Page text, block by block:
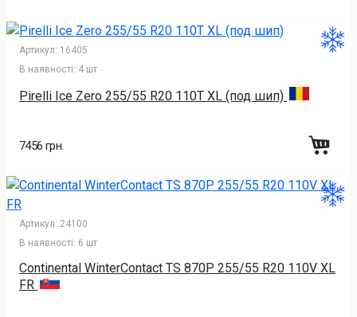
Артикул: 16405
В наявності: 4 шт
Pirelli Ice Zero 255/55 R20 110T XL (под шип)
7456 грн.
Артикул: 24100
В наявності: 6 шт
Continental WinterContact TS 870P 255/55 R20 110V XL
FR